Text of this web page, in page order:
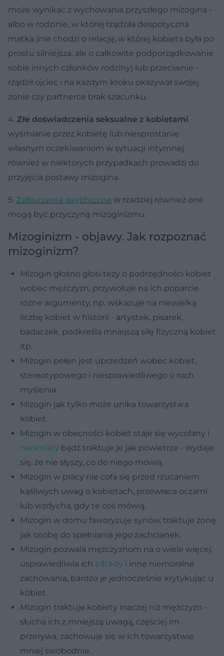
może wynikać z wychowania przyszłego mizogina -
albo w rodzinie, w której rządziła despotyczna
matka (nie chodzi o relację, w której kobieta była po
prostu silniejsza, ale o całkowite podporządkowanie
sobie innych członków rodziny) lub przeciwnie -
rządził ojciec i na każdym kroku okazywał swojej
żonie czy partnerce brak szacunku.
4. Złe doświadczenia seksualne z kobietami -
wyśmianie przez kobietę lub niesprostanie
własnym oczekiwaniom w sytuacji intymnej
również w niektórych przypadkach prowadzi do
przyjęcia postawy mizogina.
5. Zaburzenia psychiczne w rzadziej również one
mogą być przyczyną mizoginizmu.
Mizoginizm - objawy. Jak rozpoznać
mizoginizm?
Mizogin głośno głosi tezy o podrzędności kobiet
wobec mężczyzn, przywołuje na ich poparcie
różne argumenty, np. wskazuje na niewielką
liczbę kobiet w historii - artystek, pisarek,
badaczek, podkreśla mniejszą siłę fizyczną kobiet
itp.
Mizogin pełen jest uprzedzeń wobec kobiet,
stereotypowego i niesprawiedliwego o nich
myślenia.
Mizogin jak tylko może unika towarzystwa
kobiet.
Mizogin w obecności kobiet staje się wycofany i
nieśmiały bądź traktuje je jak powietrze - wydaje
się, że nie słyszy, co do niego mówią.
Mizogin w pracy nie cofa się przed rzucaniem
kąśliwych uwag o kobietach, przewraca oczami
lub wzdycha, gdy te coś mówią.
Mizogin w domu faworyzuje synów, traktuje żonę
jak osobę do spełniania jego zachcianek.
Mizogin pozwala mężczyznom na o wiele więcej:
usprawiedliwia ich zdrady i inne niemoralne
zachowania, bardzo je jednocześnie krytykując u
kobiet.
Mizogin traktuje kobiety inaczej niż mężczyzn -
słucha ich z mniejszą uwagą, częściej im
przerywa, zachowuje się w ich towarzystwie
mniej swobodnie.